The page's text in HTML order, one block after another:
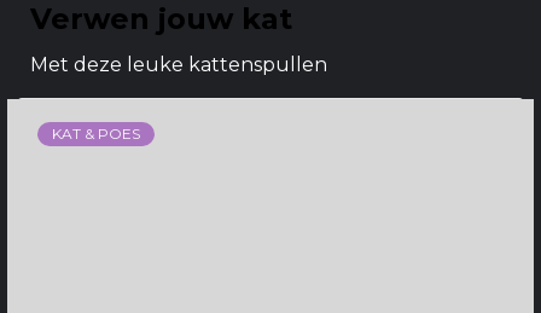
Verwen jouw kat
Met deze leuke kattenspullen
KAT & POES